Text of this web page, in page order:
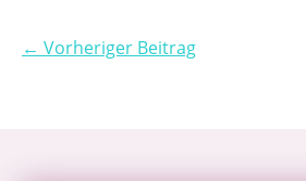
← Vorheriger Beitrag